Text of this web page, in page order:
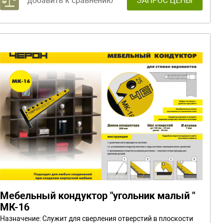
Мебельный кондуктор "угольник малый "
МК-16
Назначение: Служит для сверления отверстий в плоскости